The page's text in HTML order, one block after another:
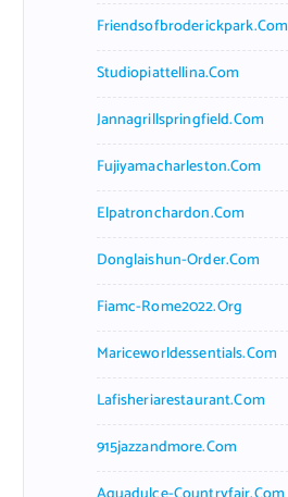
Friendsofbroderickpark.com
Studiopiattellina.com
Jannagrillspringfield.com
Fujiyamacharleston.com
Elpatronchardon.com
Donglaishun-Order.com
Fiamc-Rome2022.org
Mariceworldessentials.com
Lafisheriarestaurant.com
915jazzandmore.com